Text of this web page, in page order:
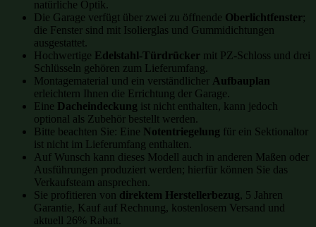
natürliche Optik.
Die Garage verfügt über zwei zu öffnende Oberlichtfenster;
die Fenster sind mit Isolierglas und Gummidichtungen
ausgestattet.
Hochwertige Edelstahl-Türdrücker mit PZ-Schloss und drei
Schlüsseln gehören zum Lieferumfang.
Montagematerial und ein verständlicher Aufbauplan
erleichtern Ihnen die Errichtung der Garage.
Eine Dacheindeckung ist nicht enthalten, kann jedoch
optional als Zubehör bestellt werden.
Bitte beachten Sie: Eine Notentriegelung für ein Sektionaltor
ist nicht im Lieferumfang enthalten.
Auf Wunsch kann dieses Modell auch in anderen Maßen oder
Ausführungen produziert werden; hierfür können Sie das
Verkaufsteam ansprechen.
Sie profitieren von direktem Herstellerbezug, 5 Jahren
Garantie, Kauf auf Rechnung, kostenlosem Versand und
aktuell 26% Rabatt.